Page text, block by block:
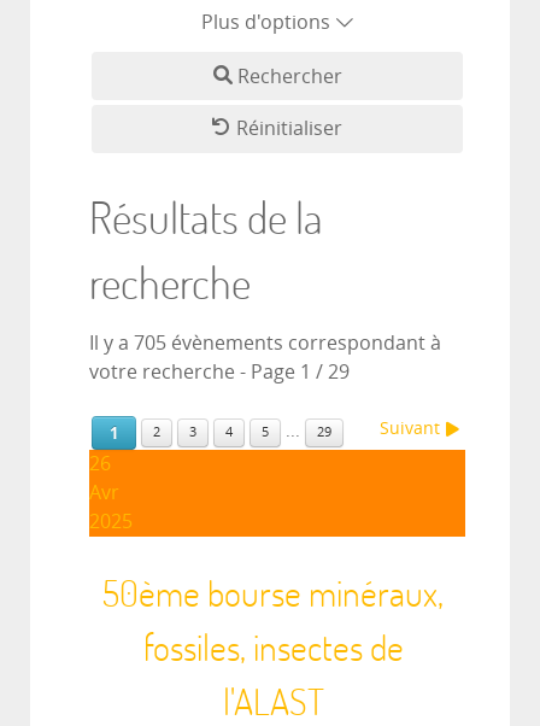
Plus d'options
Rechercher
Réinitialiser
Résultats de la
recherche
Il y a 705 évènements correspondant à
votre recherche - Page 1 / 29
1 2 3 4 5 ... 29 Suivant
26
Avr
2025
50ème bourse minéraux,
fossiles, insectes de
l'ALAST